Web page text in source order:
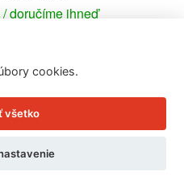
doručíme ihneď
cookies.
všetko